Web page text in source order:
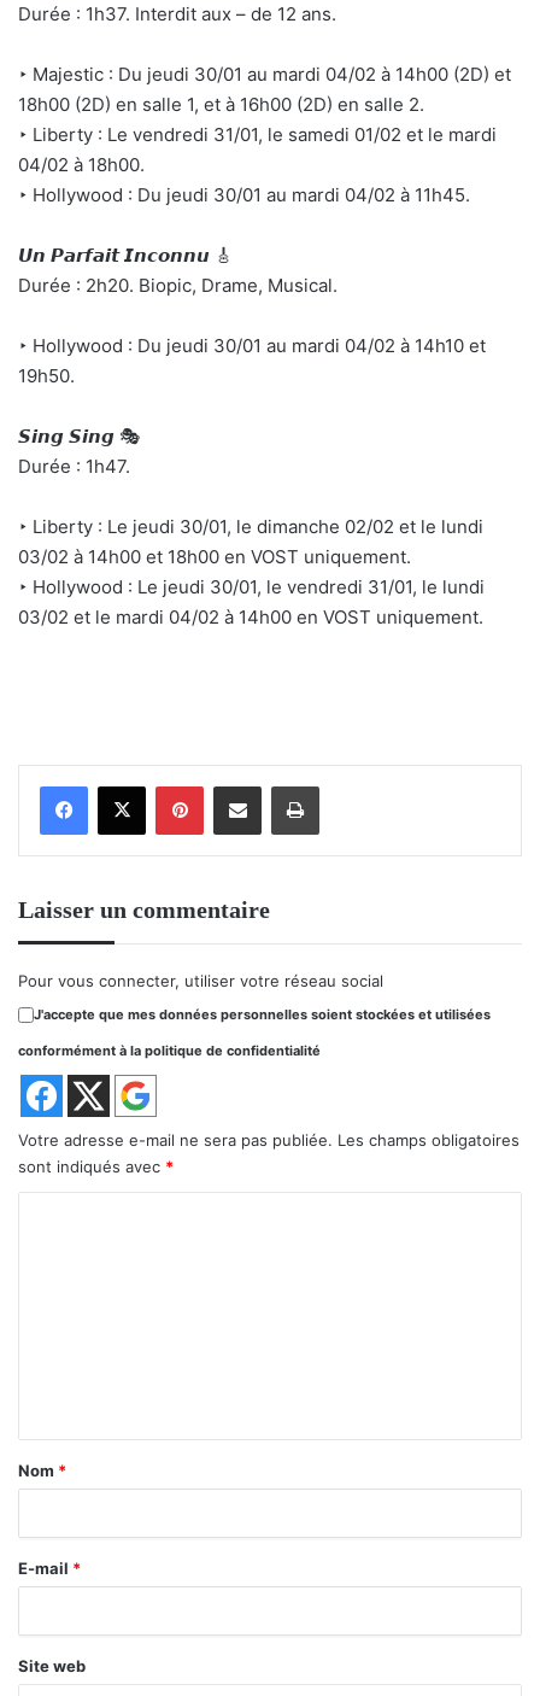
Durée : 1h37. Interdit aux – de 12 ans.
‣ Majestic : Du jeudi 30/01 au mardi 04/02 à 14h00 (2D) et
18h00 (2D) en salle 1, et à 16h00 (2D) en salle 2.
‣ Liberty : Le vendredi 31/01, le samedi 01/02 et le mardi
04/02 à 18h00.
‣ Hollywood : Du jeudi 30/01 au mardi 04/02 à 11h45.
𝙐𝙣 𝙋𝙖𝙧𝙛𝙖𝙞𝙩 𝙄𝙣𝙘𝙤𝙣𝙣𝙪 🎸
Durée : 2h20. Biopic, Drame, Musical.
‣ Hollywood : Du jeudi 30/01 au mardi 04/02 à 14h10 et
19h50.
𝙎𝙞𝙣𝙜 𝙎𝙞𝙣𝙜 🎭
Durée : 1h47.
‣ Liberty : Le jeudi 30/01, le dimanche 02/02 et le lundi
03/02 à 14h00 et 18h00 en VOST uniquement.
‣ Hollywood : Le jeudi 30/01, le vendredi 31/01, le lundi
03/02 et le mardi 04/02 à 14h00 en VOST uniquement.
Laisser un commentaire
Pour vous connecter, utiliser votre réseau social
J'accepte que mes données personnelles soient stockées et utilisées
conformément à la politique de confidentialité
Votre adresse e-mail ne sera pas publiée. Les champs obligatoires
sont indiqués avec *
a
r
e
Nom *
E-mail *
Site web